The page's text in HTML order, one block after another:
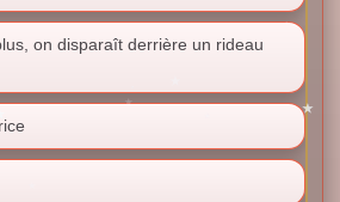
on disparaît derrière un rideau